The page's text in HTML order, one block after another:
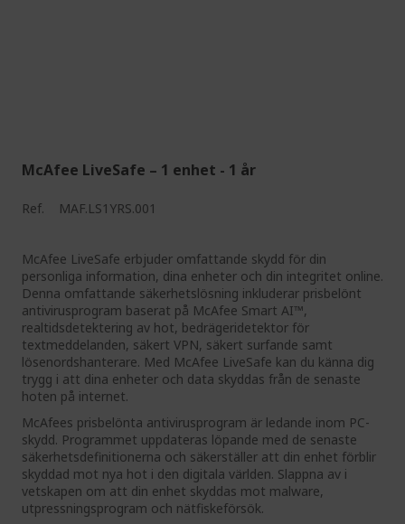
McAfee LiveSafe – 1 enhet - 1 år
Ref. MAF.LS1YRS.001
McAfee LiveSafe erbjuder omfattande skydd för din
personliga information, dina enheter och din integritet online.
Denna omfattande säkerhetslösning inkluderar prisbelönt
antivirusprogram baserat på McAfee Smart AI™,
realtidsdetektering av hot, bedrägeridetektor för
textmeddelanden, säkert VPN, säkert surfande samt
lösenordshanterare. Med McAfee LiveSafe kan du känna dig
trygg i att dina enheter och data skyddas från de senaste
hoten på internet.
McAfees prisbelönta antivirusprogram är ledande inom PC-
skydd. Programmet uppdateras löpande med de senaste
säkerhetsdefinitionerna och säkerställer att din enhet förblir
skyddad mot nya hot i den digitala världen. Slappna av i
vetskapen om att din enhet skyddas mot malware,
utpressningsprogram och nätfiskeförsök.